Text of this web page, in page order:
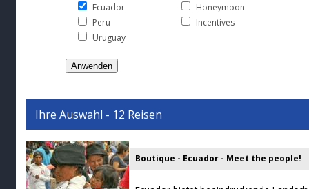
Ecuador
Peru
Uruguay
Honeymoon
Incentives
Ihre Auswahl - 12 Reisen
Boutique - Ecuador - Meet the people!